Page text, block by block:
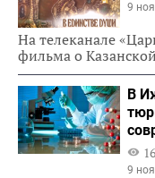
9
На телеканале
фильма о
В
9